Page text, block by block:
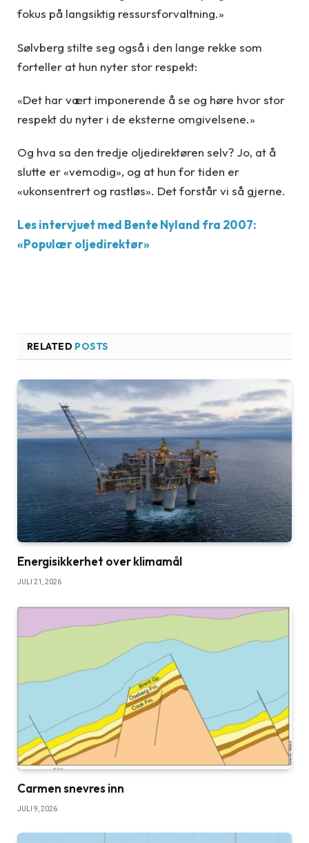
fokus på langsiktig ressursforvaltning.»
Sølvberg stilte seg også i den lange rekke som
forteller at hun nyter stor respekt:
«Det har vært imponerende å se og høre hvor stor
respekt du nyter i de eksterne omgivelsene.»
Og hva sa den tredje oljedirektøren selv? Jo, at å
slutte er «vemodig», og at hun for tiden er
«ukonsentrert og rastløs». Det forstår vi så gjerne.
Les intervjuet med Bente Nyland fra 2007:
«Populær oljedirektør»
RELATED POSTS
Energisikkerhet over klimamål
JULI 21, 2026
Carmen snevres inn
JULI 9, 2026